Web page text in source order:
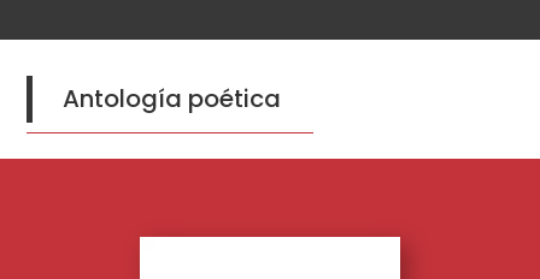
Antología poética